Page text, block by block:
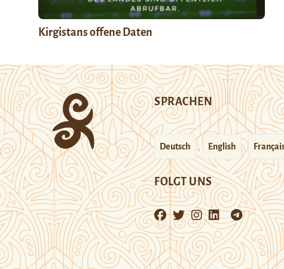
Kirgistans offene Daten
SPRACHEN
Deutsch English
FOLGT UNS